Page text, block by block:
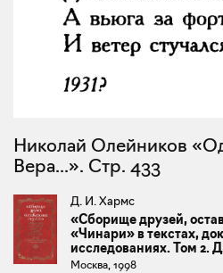
Николай Олейников «Однажды красавица
Вера...». Стр. 433
Д. И. Хармс
«Сборище друзей,
«Чинари» в текстах,
исследованиях. Том 2.
Москва, 1998